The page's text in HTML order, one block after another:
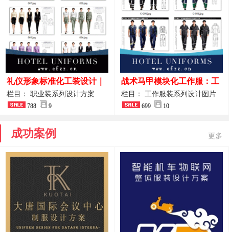
礼仪形象标准化工装设计｜
高端服务业仪态塑造专属职
业装系列
栏目： 职业装系列设计方案
788 9
战术马甲模块化工作服：工
程巡检与设备调试岗位的多
功能收纳设计
栏目： 工作服装系列设计图片
699 10
成功案例 更多